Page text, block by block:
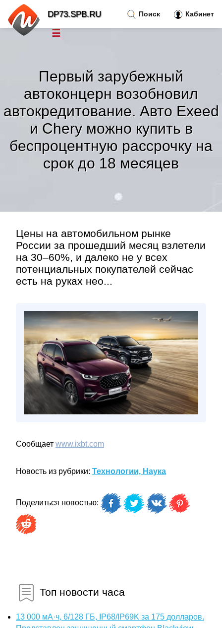
Первый зарубежный
автоконцерн возобновил
автокредитование. Авто Exeed
и Chery можно купить в
беспроцентную рассрочку на
срок до 18 месяцев
Цены на автомобильном рынке
России за прошедший месяц взлетели
на 30–60%, и далеко не у всех
потенциальных покупателей сейчас
есть на руках нео...
Сообщает www.ixbt.com
Новость из рубрики: Технологии, Наука
Поделиться новостью:
Топ новости часа
13 000 мА·ч, 6/128 ГБ, IP68/IP69K за 175 долларов.
Поиск Кабинет
DP73.SPB.RU
☰
Тренды новостей »
Рубрики»
»